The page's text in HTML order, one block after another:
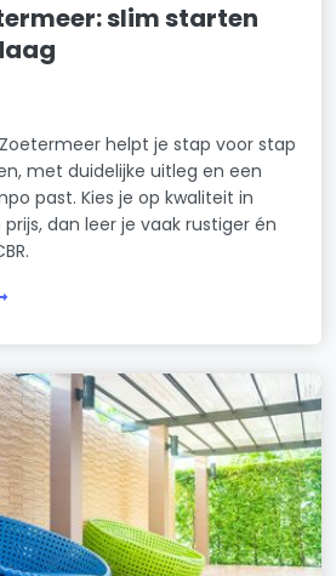
slim starten
helpt je stap voor stap
met duidelijke uitleg en een
past. Kies je op kwaliteit in
dan leer je vaak rustiger én